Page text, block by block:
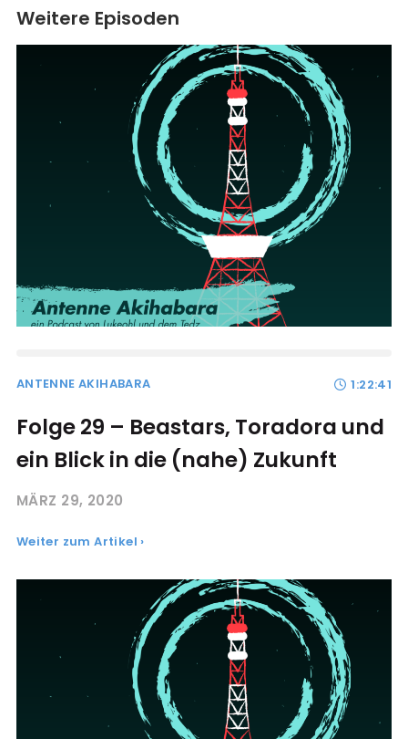
Weitere Episoden
ANTENNE AKIHABARA 1:22:41
Folge 29 – Beastars, Toradora und
ein Blick in die (nahe) Zukunft
MÄRZ 29, 2020
Weiter zum Artikel ›